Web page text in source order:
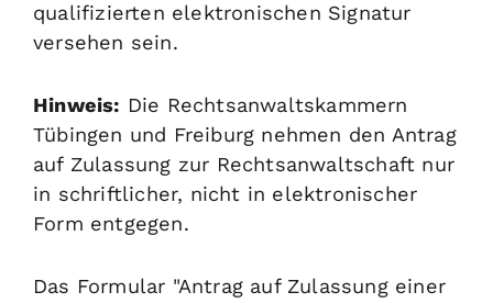
qualifizierten elektronischen Signatur
versehen sein.
Hinweis: Die Rechtsanwaltskammern
Tübingen und Freiburg nehmen den Antrag
auf Zulassung zur Rechtsanwaltschaft nur
in schriftlicher, nicht in elektronischer
Form entgegen.
Das Formular "Antrag auf Zulassung einer